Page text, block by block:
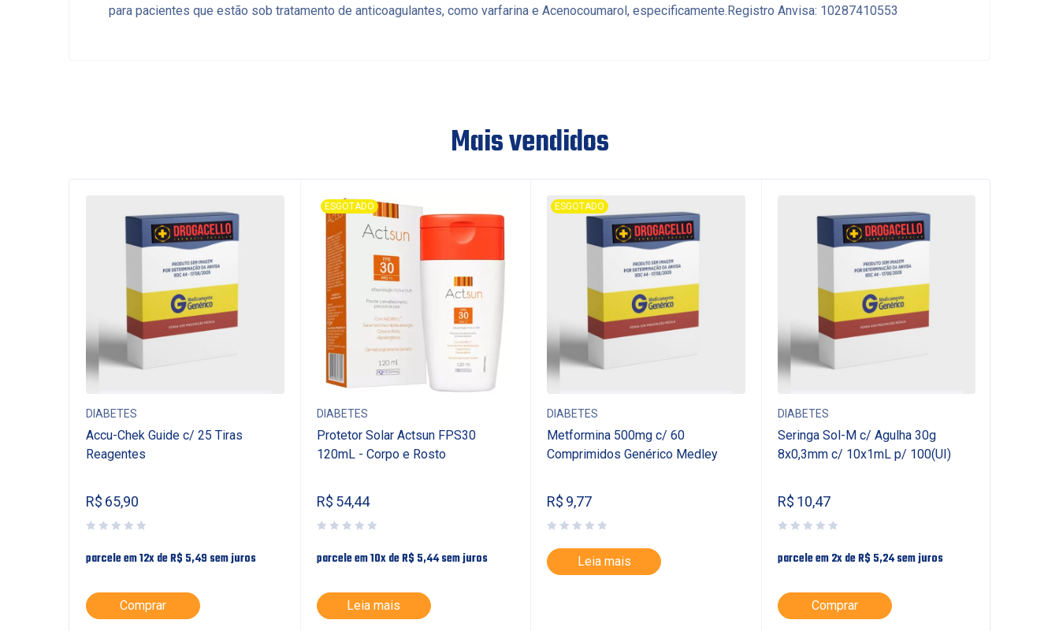
para pacientes que estão sob tratamento de anticoagulantes, como varfarina e Acenocoumarol, especificamente.Registro Anvisa: 10287410553
Mais vendidos
DIABETES
Accu-Chek Guide c/ 25 Tiras
Reagentes
R$ 65,90
parcele em 12x deR$ 5,49 sem juros
Comprar
ESGOTADO
DIABETES
Protetor Solar Actsun FPS30
120mL - Corpo e Rosto
R$ 54,44
parcele em 10x deR$ 5,44sem juros
Leia mais
ESGOTADO
DIABETES
Metformina 500mg c/ 60
Comprimidos Genérico Medley
R$ 9,77
Leia mais
DIABETES
Seringa Sol-M c/ Agulha 30g
8x0,3mm c/ 10x1mL p/ 100(UI)
R$ 10,47
parcele em 2x deR$ 5,24sem juros
Comprar